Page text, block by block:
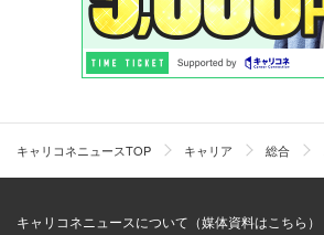
キャリコネニュースTOP キャリア 総合
キャリコネニュースについて（媒体資料はこちら）